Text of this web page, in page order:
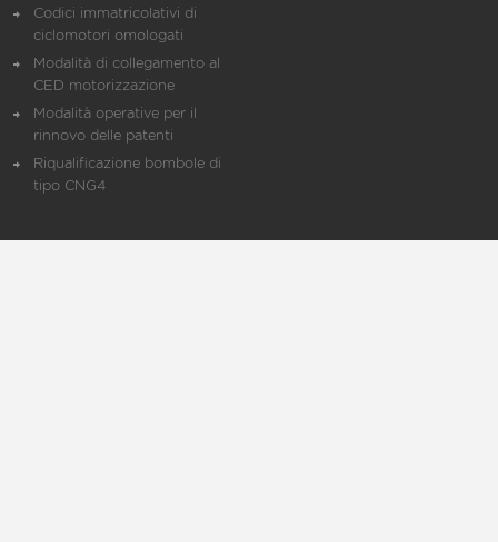
Codici immatricolativi di
ciclomotori omologati
Modalità di collegamento al
CED motorizzazione
Modalità operative per il
rinnovo delle patenti
Riqualificazione bombole di
tipo CNG4